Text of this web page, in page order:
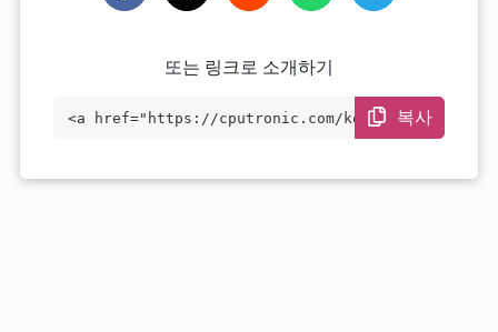
또는 링크로 소개하기
<a href="https://cputronic.com/ko/cpu/am
복사